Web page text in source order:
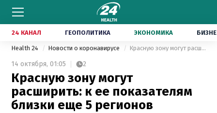
24 КАНАЛ ГЕОПОЛИТИКА ЭКОНОМИКА
Health 24 Новости о коронавирусе Красную зону могут расширить: к ее показателям близки еще 5 регионов
14 октября, 01:05 2
Красную зону могут
расширить: к ее показателям
близки еще 5 регионов